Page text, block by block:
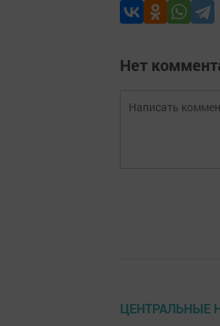
Нет
ЦЕНТРАЛЬНЫЕ